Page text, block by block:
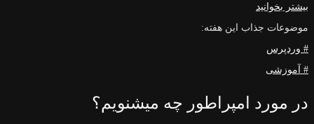
بیشتر بخوانید
موضوعات جذاب این هفته:
# وردپرس
# آموزشی
در مورد امپراطور چه میشنویم؟